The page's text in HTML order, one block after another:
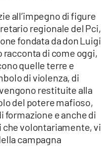
all’impegno di figure
regionale del Pci,
fondata da don Luigi
di come oggi,
quelle terre e
di violenza, di
restituite alla
del potere mafioso,
formazione e anche di
che volontariamente, vi
campagna